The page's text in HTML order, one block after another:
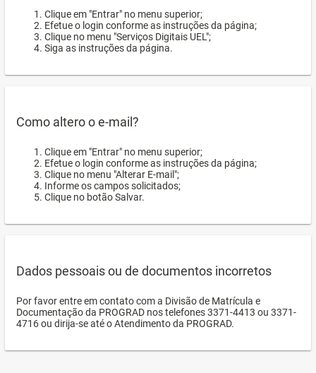
Clique em "Entrar" no menu superior;
Efetue o login conforme as instruções da página;
Clique no menu "Serviços Digitais UEL";
Siga as instruções da página.
Como altero o e-mail?
Clique em "Entrar" no menu superior;
Efetue o login conforme as instruções da página;
Clique no menu "Alterar E-mail";
Informe os campos solicitados;
Clique no botão Salvar.
Dados pessoais ou de documentos incorretos
Por favor entre em contato com a Divisão de Matrícula e
Documentação da PROGRAD nos telefones 3371-4413 ou 3371-
4716 ou dirija-se até o Atendimento da PROGRAD.